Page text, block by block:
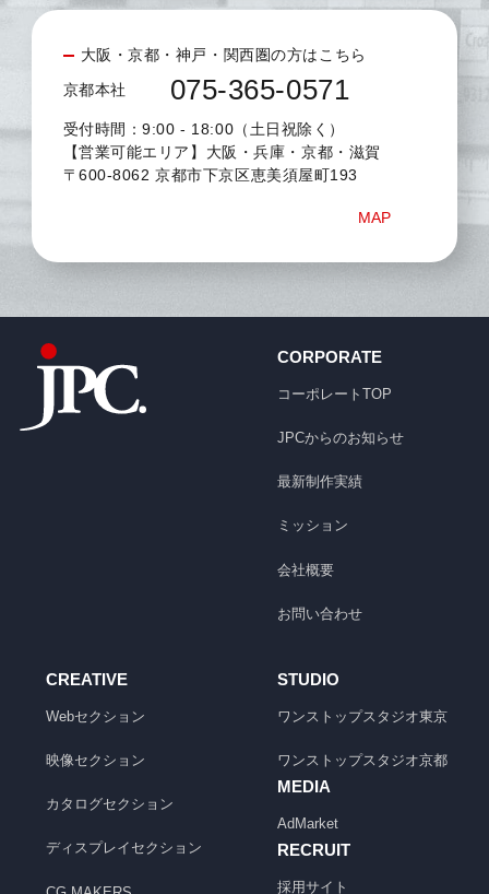
大阪・京都・神戸・関西圏の方はこちら
京都本社 075-365-0571
受付時間：9:00 - 18:00（土日祝除く）
【営業可能エリア】大阪・兵庫・京都・滋賀
〒600-8062 京都市下京区恵美須屋町193
MAP
CORPORATE
コーポレートTOP
JPCからのお知らせ
最新制作実績
ミッション
会社概要
お問い合わせ
CREATIVE
Webセクション
映像セクション
カタログセクション
ディスプレイセクション
STUDIO
ワンストップスタジオ東京
ワンストップスタジオ京都
MEDIA
AdMarket
RECRUIT
採用サイト